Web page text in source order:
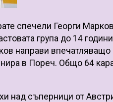
спечели Георги
група до 14
направи впечатляващо
в Пореч. Общо 64
над съперници от